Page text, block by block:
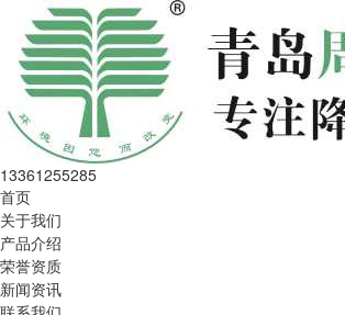
13361255285
首页
关于我们
产品介绍
荣誉资质
新闻资讯